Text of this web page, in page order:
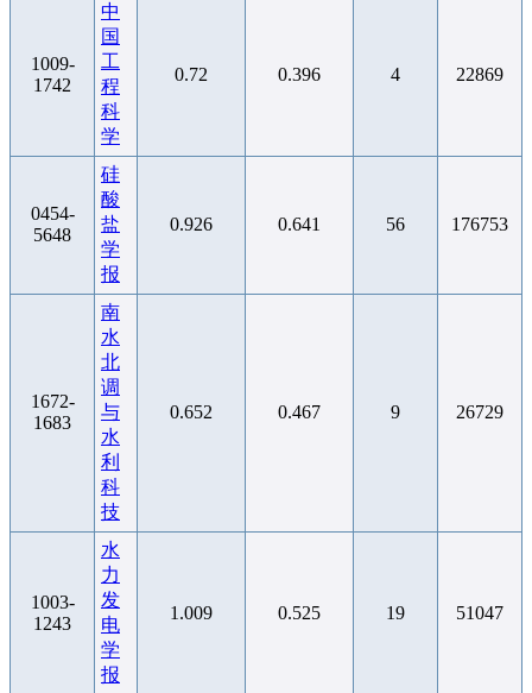
1009-
1742
中
国
工
程
科
学
0.72 0.396 4 22869
0454-
5648
硅
酸
盐
学
报
0.926 0.641 56 176753
1672-
1683
南
水
北
调
与
水
利
科
技
0.652 0.467 9 26729
1003-
1243
水
力
发
电
学
报
1.009 0.525 19 51047